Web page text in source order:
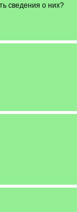
сведения о них?